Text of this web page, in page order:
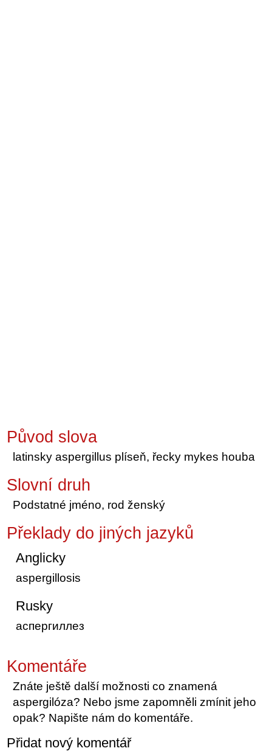
Původ slova
latinsky aspergillus plíseň, řecky mykes houba
Slovní druh
Podstatné jméno, rod ženský
Překlady do jiných jazyků
Anglicky
aspergillosis
Rusky
аспергиллез
Komentáře
Znáte ještě další možnosti co znamená
aspergilóza? Nebo jsme zapomněli zmínit jeho
opak? Napište nám do komentáře.
Přidat nový komentář